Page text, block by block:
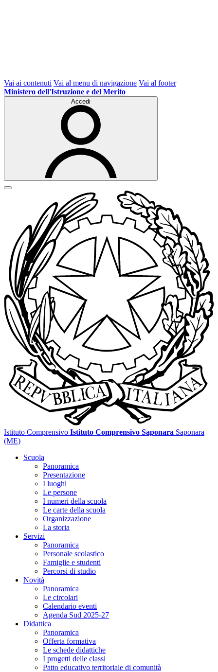
Vai ai contenuti Vai al menu di navigazione Vai al footer
Ministero dell'Istruzione e del Merito
Accedi
Istituto Comprensivo Istituto Comprensivo Saponara Saponara
(ME)
Scuola
Panoramica
Presentazione
I luoghi
Le persone
I numeri della scuola
Le carte della scuola
Organizzazione
La storia
Servizi
Panoramica
Personale scolastico
Famiglie e studenti
Percorsi di studio
Novità
Panoramica
Le circolari
Calendario eventi
Agenda Sud 2025-27
Didattica
Panoramica
Offerta formativa
Le schede didattiche
I progetti delle classi
Patto educativo territoriale di comunità